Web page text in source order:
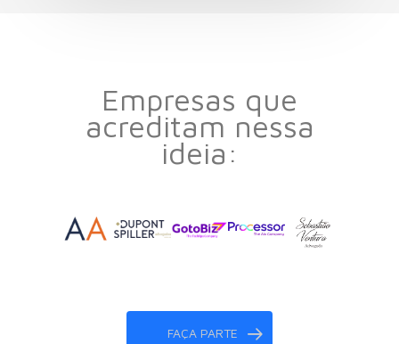
Empresas que
acreditam nessa
ideia:
FAÇA PARTE